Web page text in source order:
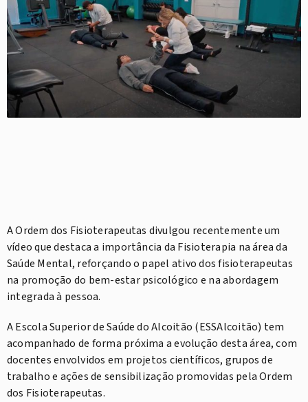
A Ordem dos Fisioterapeutas divulgou recentemente um
vídeo que destaca a importância da Fisioterapia na área da
Saúde Mental, reforçando o papel ativo dos fisioterapeutas
na promoção do bem-estar psicológico e na abordagem
integrada à pessoa.
A Escola Superior de Saúde do Alcoitão (ESSAlcoitão) tem
acompanhado de forma próxima a evolução desta área, com
docentes envolvidos em projetos científicos, grupos de
trabalho e ações de sensibilização promovidas pela Ordem
dos Fisioterapeutas.